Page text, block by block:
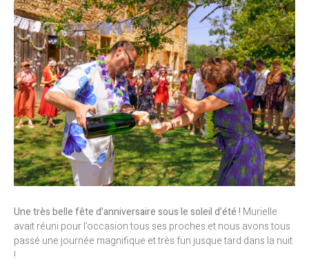
Une très belle fête d’anniversaire sous le soleil d’été ! Murielle
avait réuni pour l’occasion tous ses proches et nous avons tous
passé une journée magnifique et très fun jusque tard dans la nuit
!